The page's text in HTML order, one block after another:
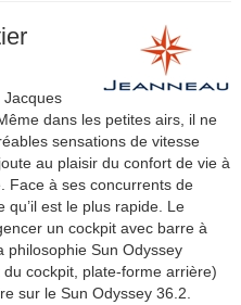
Jacques
dans les petites airs, il ne
sensations de vitesse
au plaisir du confort de vie à
Face à ses concurrents de
qu’il est le plus rapide. Le
un cockpit avec barre à
philosophie Sun Odyssey
cockpit, plate-forme arrière)
sur le Sun Odyssey 36.2.